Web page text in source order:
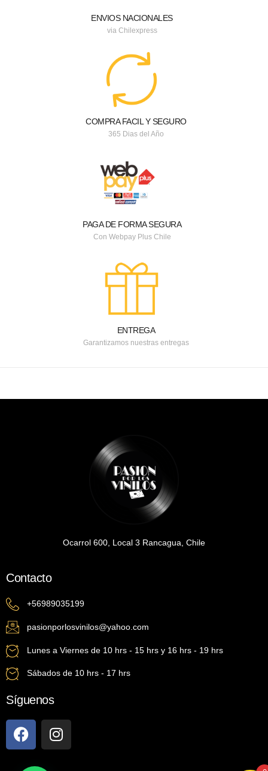
ENVIOS NACIONALES
via Chilexpress
COMPRA FACIL Y SEGURO
365 Dias del Año
PAGA DE FORMA SEGURA
Con Webpay Plus Chile
ENTREGA
Garantizamos nuestras entregas
Ocarrol 600, Local 3 Rancagua, Chile
Contacto
+56989035199
pasionporlosvinilos@yahoo.com
Lunes a Viernes de 10 hrs - 15 hrs y 16 hrs - 19 hrs
Sábados de 10 hrs - 17 hrs
Síguenos